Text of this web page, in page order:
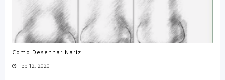
Como Desenhar Nariz
Feb 12, 2020